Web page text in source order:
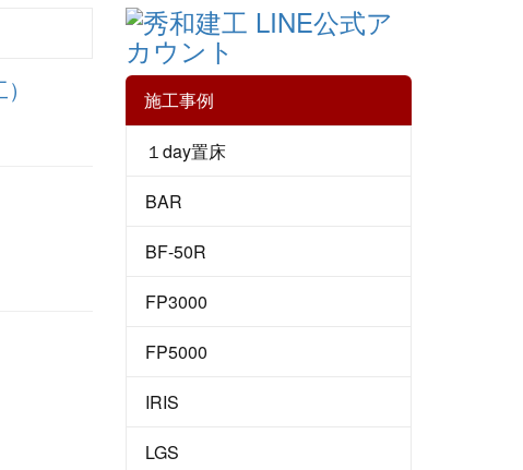
施工事例
１day置床
BAR
BF-50R
FP3000
FP5000
IRIS
LGS